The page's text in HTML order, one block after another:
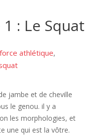
: Le Squat
force athlétique,
jambe et de cheville
le genou. il y a
les morphologies, et
une qui est la vôtre.